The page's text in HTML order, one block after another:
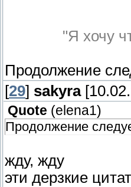
"Я хочу
Продолжение
[29] sakyra
Quote (elena1)
Продолжение
жду, жду
эти дерзкие